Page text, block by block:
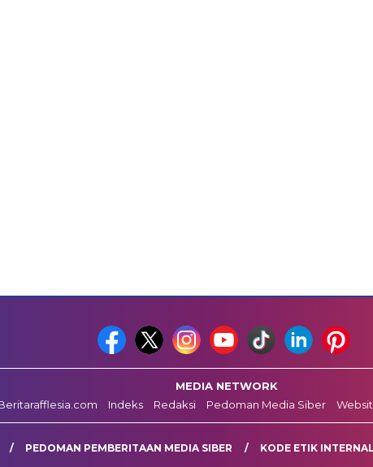
MEDIA NETWORK
Indeks Redaksi Pedoman Media Siber
PEDOMAN PEMBERITAAN MEDIA SIBER KODE ETIK